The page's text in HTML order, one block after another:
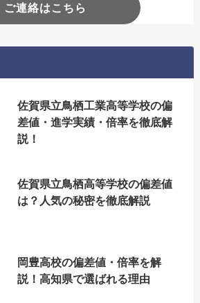
ご連絡はこちら
佐賀県立鳥栖工業高等学校の偏
差値・進学実績・倍率を徹底解
説！
佐賀県立鳥栖高等学校の偏差値
は？人気の秘密を徹底解説
岡豊高校の偏差値・倍率を解
説！高知県で選ばれる理由